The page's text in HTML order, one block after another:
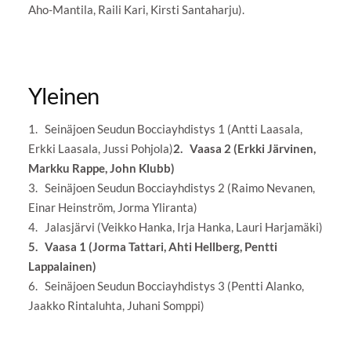
Aho-Mantila, Raili Kari, Kirsti Santaharju).
Yleinen
1. Seinäjoen Seudun Bocciayhdistys 1 (Antti Laasala,
Erkki Laasala, Jussi Pohjola)2. Vaasa 2 (Erkki Järvinen,
Markku Rappe, John Klubb)
3. Seinäjoen Seudun Bocciayhdistys 2 (Raimo Nevanen,
Einar Heinström, Jorma Yliranta)
4. Jalasjärvi (Veikko Hanka, Irja Hanka, Lauri Harjamäki)
5. Vaasa 1 (Jorma Tattari, Ahti Hellberg, Pentti
Lappalainen)
6. Seinäjoen Seudun Bocciayhdistys 3 (Pentti Alanko,
Jaakko Rintaluhta, Juhani Somppi)